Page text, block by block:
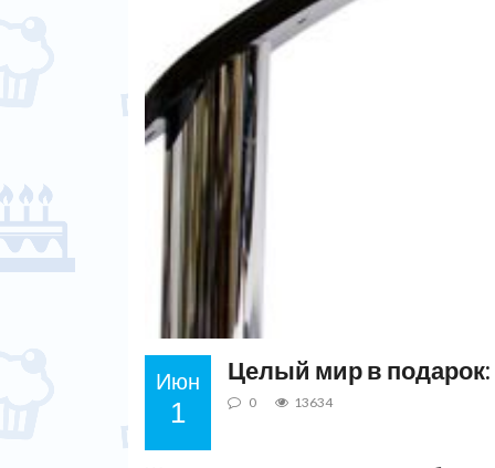
Июн
1
Целый мир в подарок:
0 13634